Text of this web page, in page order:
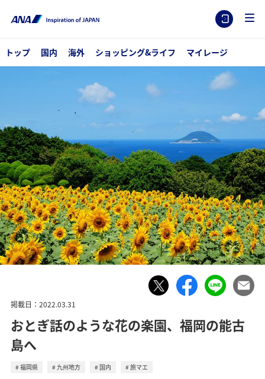
トップ 国内 海外 ショッピング&ライフ マイレージ
掲載日：2022.03.31
おとぎ話のような花の楽園、福岡の能古
島へ
福岡県 九州地方 国内
旅マエ